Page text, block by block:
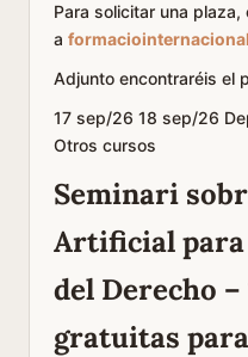
Para solicitar una
a
Adjunto encontraréis el
17 sep/26 18 sep/26
Otros cursos
Seminari
Artificial
del Derecho –
gratuitas